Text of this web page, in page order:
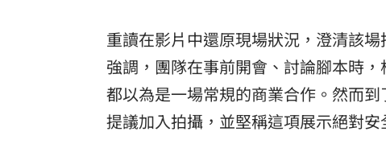
重讀在影片中還原現場狀況，澄清該
強調，團隊在事前開會、討論腳本時
都以為是一場常規的商業合作。然而
提議加入拍攝，並堅稱這項展示絕對安